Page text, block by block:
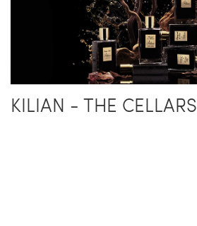
KILIAN - THE CELLARS